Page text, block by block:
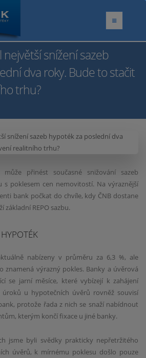
snížení sazeb
dva roky. Bude to stačit
trhu?
přinést současné snižování sazeb
s poklesem cen nemovitostí. Na výraznější
bank počkat do chvíle, kdy ČNB dostane
REPO sazbu.
nabízeny v průměru za 6,3 %, ale
znamená výrazný pokles. Banky a úvěrová
se jarní měsíce, které vybízejí k zahájení
úroků u hypotečních úvěrů rovněž souvisí
protože řada z nich se snaží nabídnout
kterým končí fixace u jiné banky.
jsme byli svědky prakticky nepřetržitého
úvěrů, k mírnému poklesu došlo pouze